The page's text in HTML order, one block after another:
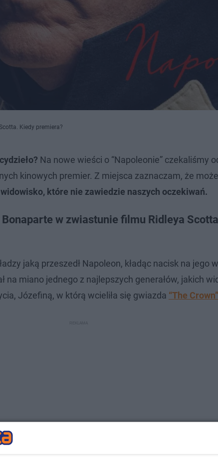
Kiedy premiera?
Na nowe wieści o “Napoleonie” czekaliśmy
kinowych premier. Z miejsca zaznaczam, że
które nie zawiedzie naszych oczekiwań.
w zwiastunie filmu Ridleya
jaką przeszedł Napoleon, kładąc nacisk na jego
na miano jednego z najlepszych generałów, jakich
Józefiną, w którą wcieliła się gwiazda “The Crown”